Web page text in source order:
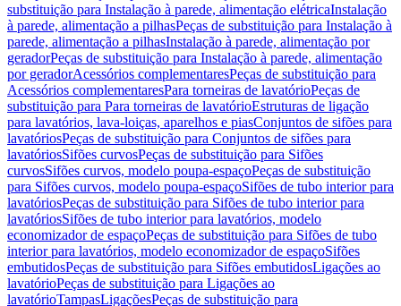
substituição para Instalação à parede, alimentação elétricaInstalação
à parede, alimentação a pilhasPeças de substituição para Instalação à
parede, alimentação a pilhasInstalação à parede, alimentação por
geradorPeças de substituição para Instalação à parede, alimentação
por geradorAcessórios complementaresPeças de substituição para
Acessórios complementaresPara torneiras de lavatórioPeças de
substituição para Para torneiras de lavatórioEstruturas de ligação
para lavatórios, lava-loiças, aparelhos e piasConjuntos de sifões para
lavatóriosPeças de substituição para Conjuntos de sifões para
lavatóriosSifões curvosPeças de substituição para Sifões
curvosSifões curvos, modelo poupa-espaçoPeças de substituição
para Sifões curvos, modelo poupa-espaçoSifões de tubo interior para
lavatóriosPeças de substituição para Sifões de tubo interior para
lavatóriosSifões de tubo interior para lavatórios, modelo
economizador de espaçoPeças de substituição para Sifões de tubo
interior para lavatórios, modelo economizador de espaçoSifões
embutidosPeças de substituição para Sifões embutidosLigações ao
lavatórioPeças de substituição para Ligações ao
lavatórioTampasLigaçõesPeças de substituição para